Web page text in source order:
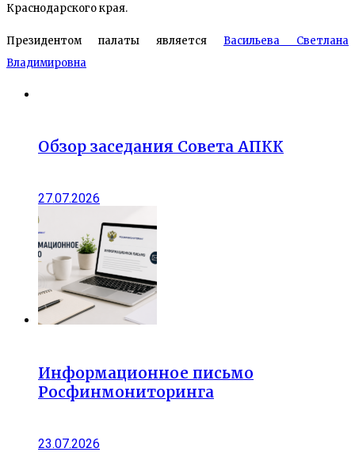
Краснодарского края.
Президентом палаты является Ваcильева Светлана
Владимировна
Обзор заседания Совета АПКК
27.07.2026
Информационное письмо
Росфинмониторинга
23.07.2026